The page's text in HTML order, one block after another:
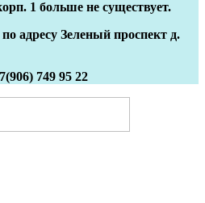
1 больше не существует.
адресу Зеленый проспект д.
749 95 22